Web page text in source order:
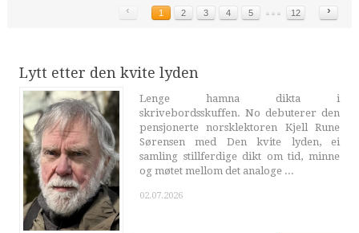
‹ 1 2 3 4 5 12 ›
Lytt etter den kvite lyden
Lenge hamna dikta i
skrivebordsskuffen. No debuterer den
pensjonerte norsklektoren Kjell Rune
Sørensen med Den kvite lyden, ei
samling stillferdige dikt om tid, minne
og møtet mellom det analoge ...
02.07.2026